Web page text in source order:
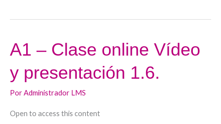
A1 – Clase online Vídeo
y presentación 1.6.
PorAdministrador LMS
Open to access this content
A1
–
Clase
online
Vídeo
y